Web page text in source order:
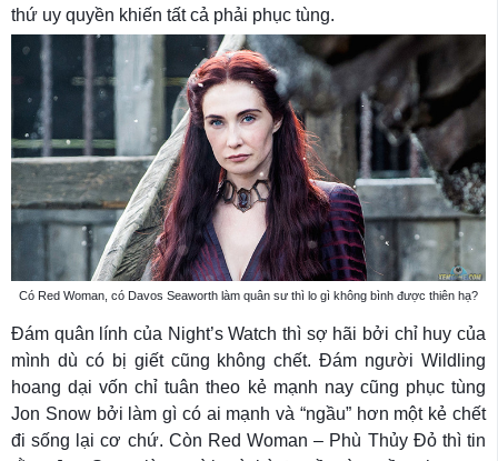
thứ uy quyền khiến tất cả phải phục tùng.
Có Red Woman, có Davos Seaworth làm quân sư thì lo gì không bình được thiên hạ?
Đám quân lính của Night’s Watch thì sợ hãi bởi chỉ huy của
mình dù có bị giết cũng không chết. Đám người Wildling
hoang dại vốn chỉ tuân theo kẻ mạnh nay cũng phục tùng
Jon Snow bởi làm gì có ai mạnh và “ngầu” hơn một kẻ chết
đi sống lại cơ chứ. Còn Red Woman – Phù Thủy Đỏ thì tin